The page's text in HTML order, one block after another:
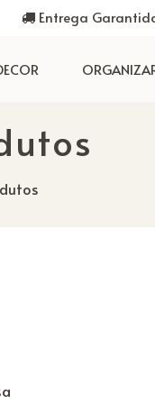
Entrega